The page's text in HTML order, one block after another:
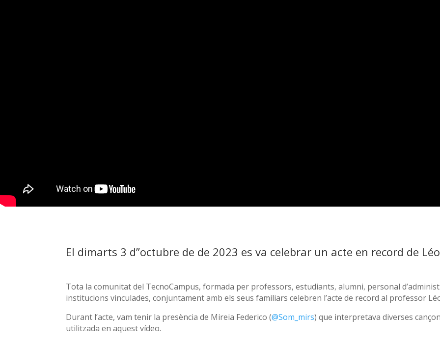
El dimarts 3 d”octubre de de 2023 es va celebrar un acte en record de
Tota la comunitat del TecnoCampus, formada per professors, estudiants, alumni, personal
institucions vinculades, conjuntament amb els seus familiars celebren l’acte de record al professor
Durant l’acte, vam tenir la presència de Mireia Federico (@Som_mirs) que interpretava diverses
utilitzada en aquest vídeo.